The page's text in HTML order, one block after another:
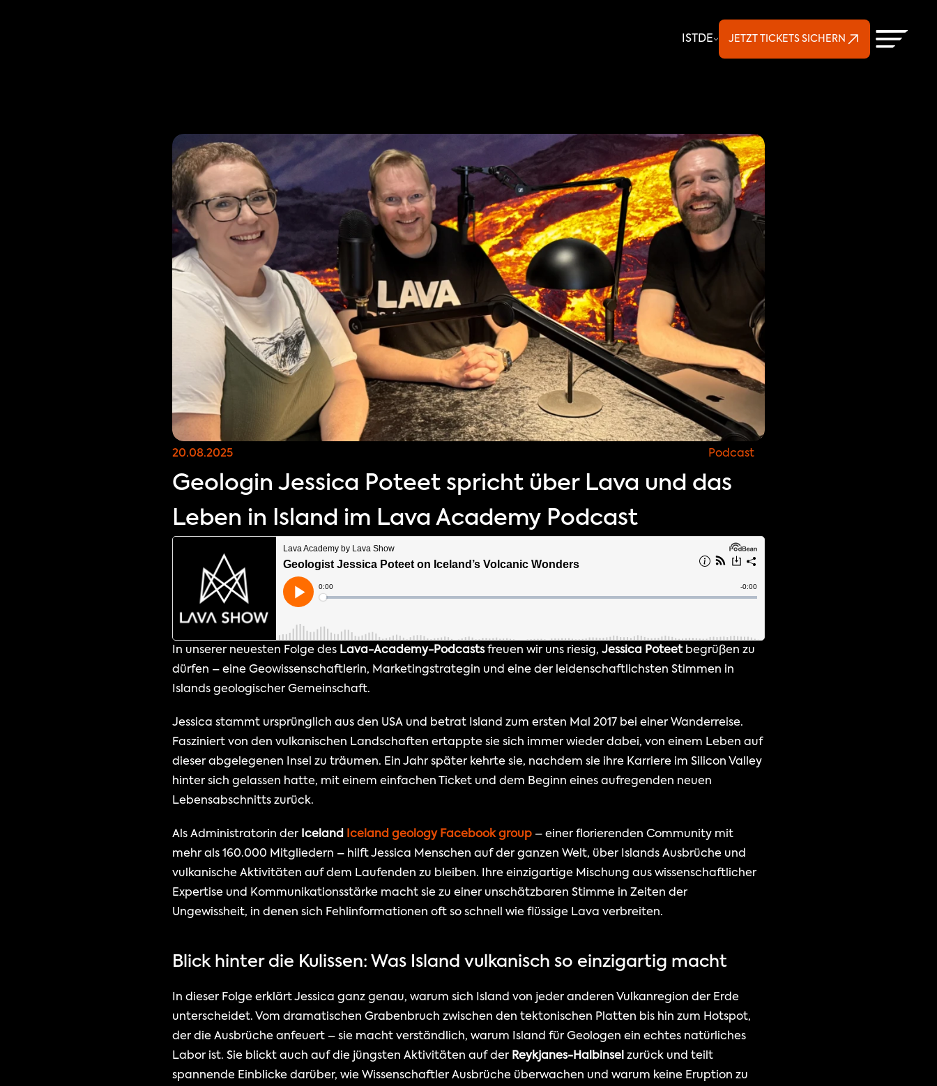
IST
Select Language
DE JETZT TICKETS SICHERN
20.08.2025 Podcast
Geologin Jessica Poteet spricht über Lava und das
Leben in Island im Lava Academy Podcast
In unserer neuesten Folge des Lava-Academy-Podcasts freuen wir uns riesig, Jessica Poteet begrüßen zu
dürfen – eine Geowissenschaftlerin, Marketingstrategin und eine der leidenschaftlichsten Stimmen in
Islands geologischer Gemeinschaft.
Jessica stammt ursprünglich aus den USA und betrat Island zum ersten Mal 2017 bei einer Wanderreise.
Fasziniert von den vulkanischen Landschaften ertappte sie sich immer wieder dabei, von einem Leben auf
dieser abgelegenen Insel zu träumen. Ein Jahr später kehrte sie, nachdem sie ihre Karriere im Silicon Valley
hinter sich gelassen hatte, mit einem einfachen Ticket und dem Beginn eines aufregenden neuen
Lebensabschnitts zurück.
Als Administratorin der Iceland Iceland geology Facebook group – einer florierenden Community mit
mehr als 160.000 Mitgliedern – hilft Jessica Menschen auf der ganzen Welt, über Islands Ausbrüche und
vulkanische Aktivitäten auf dem Laufenden zu bleiben. Ihre einzigartige Mischung aus wissenschaftlicher
Expertise und Kommunikationsstärke macht sie zu einer unschätzbaren Stimme in Zeiten der
Ungewissheit, in denen sich Fehlinformationen oft so schnell wie flüssige Lava verbreiten.
Blick hinter die Kulissen: Was Island vulkanisch so einzigartig macht
In dieser Folge erklärt Jessica ganz genau, warum sich Island von jeder anderen Vulkanregion der Erde
unterscheidet. Vom dramatischen Grabenbruch zwischen den tektonischen Platten bis hin zum Hotspot,
der die Ausbrüche anfeuert – sie macht verständlich, warum Island für Geologen ein echtes natürliches
Labor ist. Sie blickt auch auf die jüngsten Aktivitäten auf der Reykjanes-Halbinsel zurück und teilt
spannende Einblicke darüber, wie Wissenschaftler Ausbrüche überwachen und warum keine Eruption zu